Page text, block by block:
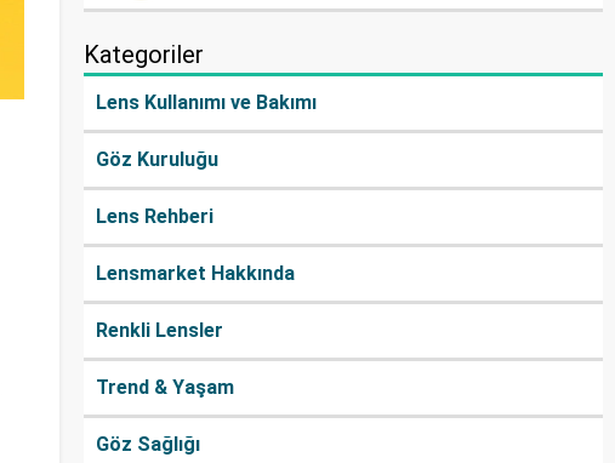
Kategoriler
Lens Kullanımı ve Bakımı
Göz Kuruluğu
Lens Rehberi
Lensmarket Hakkında
Renkli Lensler
Trend & Yaşam
Göz Sağlığı